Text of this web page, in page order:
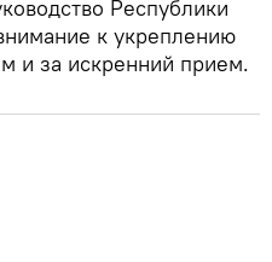
Республики
к укреплению
и за искренний прием.